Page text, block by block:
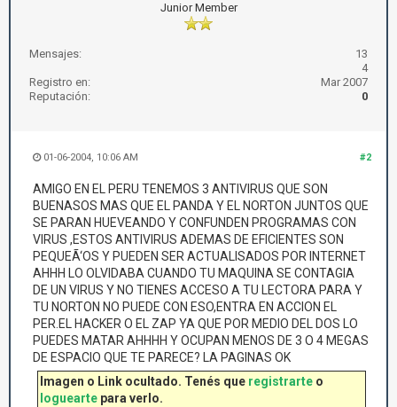
Junior Member
Mensajes:
13
4
Registro en:
Mar 2007
Reputación:
0
#2
01-06-2004, 10:06 AM
AMIGO EN EL PERU TENEMOS 3 ANTIVIRUS QUE SON
BUENASOS MAS QUE EL PANDA Y EL NORTON JUNTOS QUE
SE PARAN HUEVEANDO Y CONFUNDEN PROGRAMAS CON
VIRUS ,ESTOS ANTIVIRUS ADEMAS DE EFICIENTES SON
PEQUEÃ‘OS Y PUEDEN SER ACTUALISADOS POR INTERNET
AHHH LO OLVIDABA CUANDO TU MAQUINA SE CONTAGIA
DE UN VIRUS Y NO TIENES ACCESO A TU LECTORA PARA Y
TU NORTON NO PUEDE CON ESO,ENTRA EN ACCION EL
PER.EL HACKER O EL ZAP YA QUE POR MEDIO DEL DOS LO
PUEDES MATAR AHHHH Y OCUPAN MENOS DE 3 O 4 MEGAS
DE ESPACIO QUE TE PARECE? LA PAGINAS OK
Imagen o Link ocultado. Tenés que registrarte o
loguearte para verlo.